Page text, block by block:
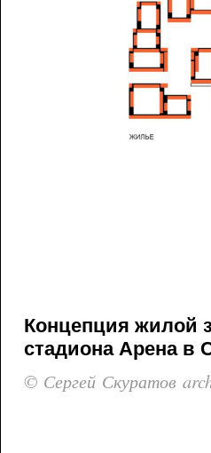
Концепция жилой
стадиона Арена в
© Сергей Скуратов